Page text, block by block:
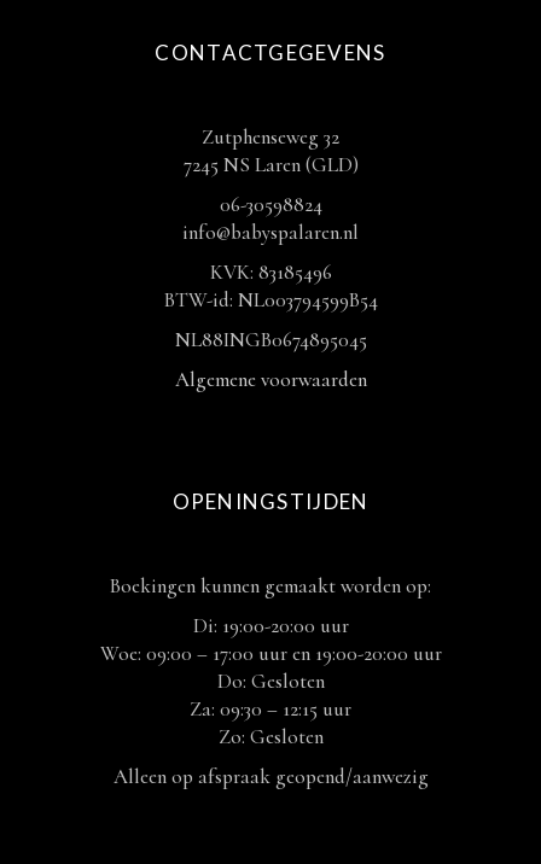
CONTACTGEGEVENS
Zutphenseweg 32
7245 NS Laren (GLD)
06-30598824
info@babyspalaren.nl
KVK: 83185496
BTW-id: NL003794599B54
NL88INGB0674895045
Algemene voorwaarden
OPENINGSTIJDEN
Boekingen kunnen gemaakt worden op:
Di: 19:00-20:00 uur
Woe: 09:00 – 17:00 uur en 19:00-20:00 uur
Do: Gesloten
Za: 09:30 – 12:15 uur
Zo: Gesloten
Alleen op afspraak geopend/aanwezig